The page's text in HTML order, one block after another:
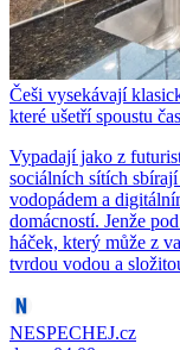
Češi vysekávají
které ušetří spoustu
Vypadají jako z
sociálních sítích
vodopádem a
domácností. Jenže
háček, který může z
tvrdou vodou a
NESPECHEJ.cz